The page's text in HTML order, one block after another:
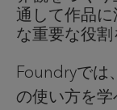
通して作品
な重要な役割
Foundryでは、
の使い方を